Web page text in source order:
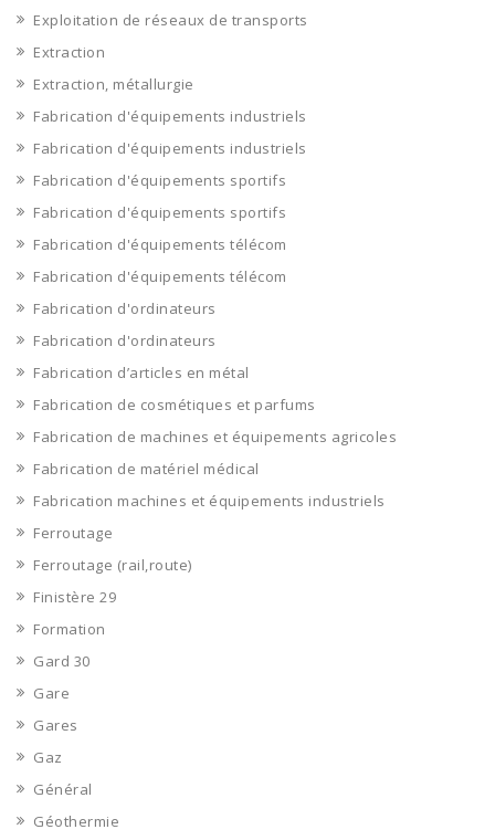
Exploitation de réseaux de transports
Extraction
Extraction, métallurgie
Fabrication d'équipements industriels
Fabrication d'équipements industriels
Fabrication d'équipements sportifs
Fabrication d'équipements sportifs
Fabrication d'équipements télécom
Fabrication d'équipements télécom
Fabrication d'ordinateurs
Fabrication d'ordinateurs
Fabrication d’articles en métal
Fabrication de cosmétiques et parfums
Fabrication de machines et équipements agricoles
Fabrication de matériel médical
Fabrication machines et équipements industriels
Ferroutage
Ferroutage (rail,route)
Finistère 29
Formation
Gard 30
Gare
Gares
Gaz
Général
Géothermie